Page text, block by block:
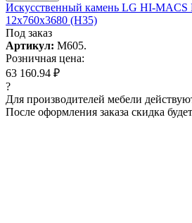
Искусcтвенный камень LG HI-MACS
12x760x3680 (H35)
Под заказ
Артикул: M605.
Розничная цена:
63 160.94 ₽
?
Для производителей мебели
После оформления заказа скидка